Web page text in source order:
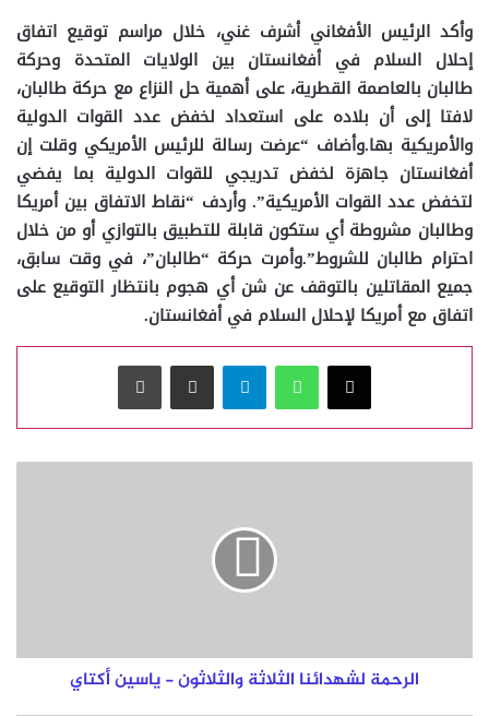
وأكد الرئيس الأفغاني أشرف غني، خلال مراسم توقيع اتفاق
إحلال السلام في أفغانستان بين الولايات المتحدة وحركة
طالبان بالعاصمة القطرية، على أهمية حل النزاع مع حركة طالبان،
لافتا إلى أن بلاده على استعداد لخفض عدد القوات الدولية
والأمريكية بها.وأضاف “عرضت رسالة للرئيس الأمريكي وقلت إن
أفغانستان جاهزة لخفض تدريجي للقوات الدولية بما يفضي
لتخفض عدد القوات الأمريكية”. وأردف “نقاط الاتفاق بين أمريكا
وطالبان مشروطة أي ستكون قابلة للتطبيق بالتوازي أو من خلال
احترام طالبان للشروط”.وأمرت حركة “طالبان”، في وقت سابق،
جميع المقاتلين بالتوقف عن شن أي هجوم بانتظار التوقيع على
اتفاق مع أمريكا لإحلال السلام في أفغانستان.
‫X
واتسابتيلقراممشاركة عبر البريد طباعة
الرحمة
الرحمة لشهدائنا الثلاثة والثلاثون - ياسين أكتاي